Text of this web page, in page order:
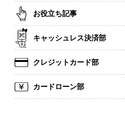
お役立ち記事
キャッシュレス決済部
クレジットカード部
カードローン部